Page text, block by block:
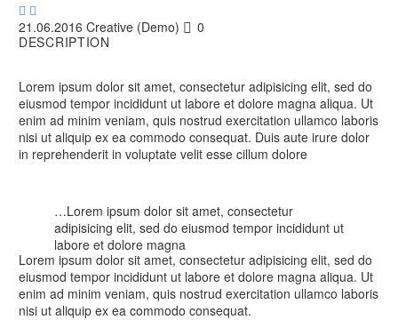
 
21.06.2016 Creative (Demo)
0
DESCRIPTION
Lorem ipsum dolor sit amet, consectetur adipisicing elit, sed do
eiusmod tempor incididunt ut labore et dolore magna aliqua. Ut
enim ad minim veniam, quis nostrud exercitation ullamco laboris
nisi ut aliquip ex ea commodo consequat. Duis aute irure dolor
in reprehenderit in voluptate velit esse cillum dolore
…Lorem ipsum dolor sit amet, consectetur
adipisicing elit, sed do eiusmod tempor incididunt ut
labore et dolore magna
Lorem ipsum dolor sit amet, consectetur adipisicing elit, sed do
eiusmod tempor incididunt ut labore et dolore magna aliqua. Ut
enim ad minim veniam, quis nostrud exercitation ullamco laboris
nisi ut aliquip ex ea commodo consequat.